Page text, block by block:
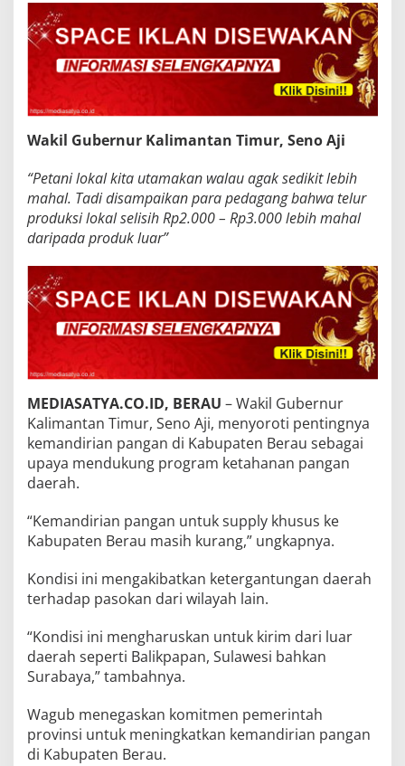
Wakil Gubernur Kalimantan Timur, Seno Aji
“Petani lokal kita utamakan walau agak sedikit lebih
mahal. Tadi disampaikan para pedagang bahwa telur
produksi lokal selisih Rp2.000 – Rp3.000 lebih mahal
daripada produk luar”
MEDIASATYA.CO.ID, BERAU – Wakil Gubernur
Kalimantan Timur, Seno Aji, menyoroti pentingnya
kemandirian pangan di Kabupaten Berau sebagai
upaya mendukung program ketahanan pangan
daerah.
“Kemandirian pangan untuk supply khusus ke
Kabupaten Berau masih kurang,” ungkapnya.
Kondisi ini mengakibatkan ketergantungan daerah
terhadap pasokan dari wilayah lain.
“Kondisi ini mengharuskan untuk kirim dari luar
daerah seperti Balikpapan, Sulawesi bahkan
Surabaya,” tambahnya.
Wagub menegaskan komitmen pemerintah
provinsi untuk meningkatkan kemandirian pangan
di Kabupaten Berau.